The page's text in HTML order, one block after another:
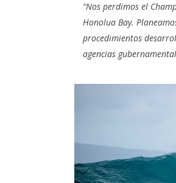
“Nos perdimos el
Honolua Bay.
procedimientos
agencias